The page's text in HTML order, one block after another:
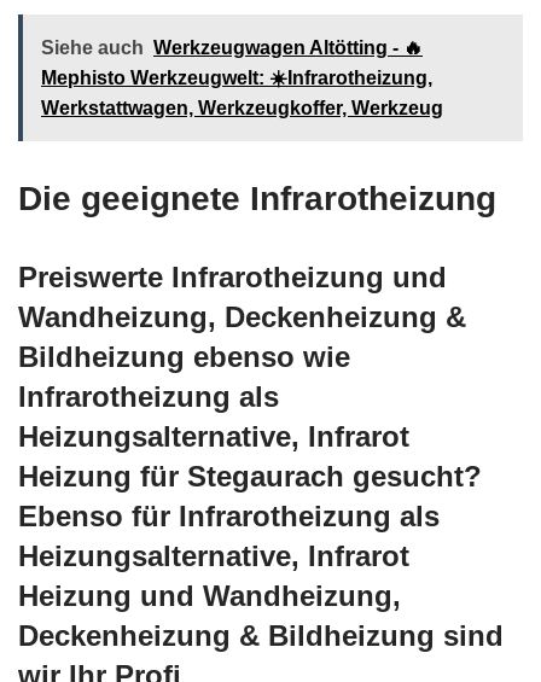
Siehe auch Werkzeugwagen Altötting - 🔥
Mephisto Werkzeugwelt: ☀️Infrarotheizung,
Werkstattwagen, Werkzeugkoffer, Werkzeug
Die geeignete Infrarotheizung
Preiswerte Infrarotheizung und
Wandheizung, Deckenheizung &
Bildheizung ebenso wie
Infrarotheizung als
Heizungsalternative, Infrarot
Heizung für Stegaurach gesucht?
Ebenso für Infrarotheizung als
Heizungsalternative, Infrarot
Heizung und Wandheizung,
Deckenheizung & Bildheizung sind
wir Ihr Profi